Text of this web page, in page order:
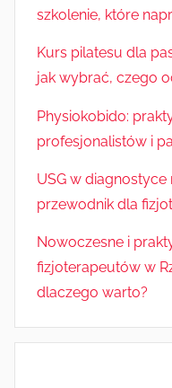
szkolenie, które
Kurs pilatesu dla
jak wybrać, czego
Physiokobido:
profesjonalistów i
USG w
przewodnik dla
Nowoczesne i
fizjoterapeutów w
dlaczego warto?